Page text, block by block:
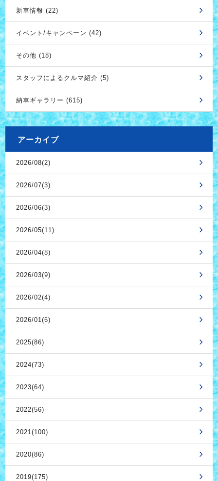
新車情報 (22)
イベント/キャンペーン (42)
その他 (18)
スタッフによるクルマ紹介 (5)
納車ギャラリー (615)
アーカイブ
2026/08(2)
2026/07(3)
2026/06(3)
2026/05(11)
2026/04(8)
2026/03(9)
2026/02(4)
2026/01(6)
2025(86)
2024(73)
2023(64)
2022(56)
2021(100)
2020(86)
2019(175)